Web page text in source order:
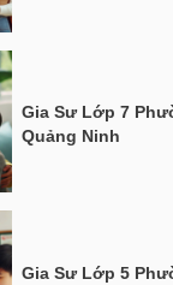
Gia Sư Lớp 7
Quảng Ninh
Gia Sư Lớp 5